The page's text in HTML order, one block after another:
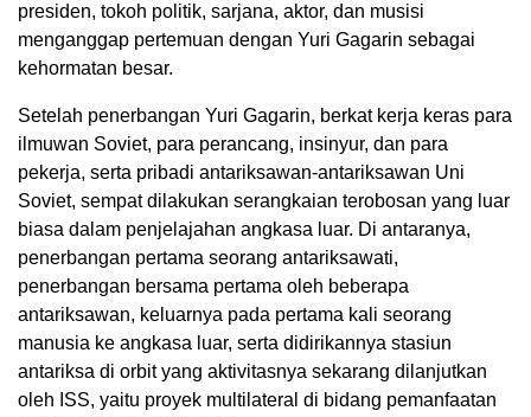
presiden, tokoh politik, sarjana, aktor, dan musisi
menganggap pertemuan dengan Yuri Gagarin sebagai
kehormatan besar.
Setelah penerbangan Yuri Gagarin, berkat kerja keras para
ilmuwan Soviet, para perancang, insinyur, dan para
pekerja, serta pribadi antariksawan-antariksawan Uni
Soviet, sempat dilakukan serangkaian terobosan yang luar
biasa dalam penjelajahan angkasa luar. Di antaranya,
penerbangan pertama seorang antariksawati,
penerbangan bersama pertama oleh beberapa
antariksawan, keluarnya pada pertama kali seorang
manusia ke angkasa luar, serta didirikannya stasiun
antariksa di orbit yang aktivitasnya sekarang dilanjutkan
oleh ISS, yaitu proyek multilateral di bidang pemanfaatan